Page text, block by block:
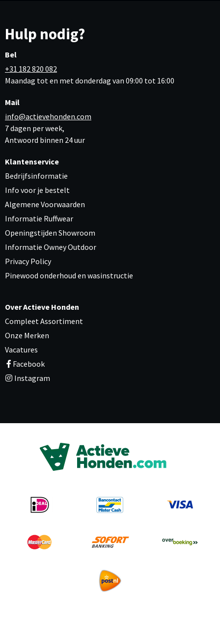
Hulp nodig?
Bel
+31 182 820 082
Maandag tot en met donderdag van 09:00 tot 16:00
Mail
info@actievehonden.com
7 dagen per week,
Antwoord binnen 24 uur
Klantenservice
Bedrijfsinformatie
Info voor je bestelt
Algemene Voorwaarden
Informatie Ruffwear
Openingstijden Showroom
Informatie Owney Outdoor
Privacy Policy
Pinewood onderhoud en wasinstructie
Over Actieve Honden
Compleet Assortiment
Onze Merken
Vacatures
Facebook
Instagram